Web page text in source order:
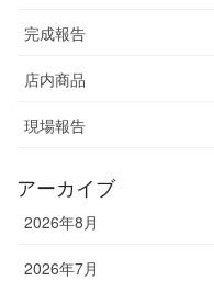
完成報告
店内商品
現場報告
アーカイブ
2026年8月
2026年7月